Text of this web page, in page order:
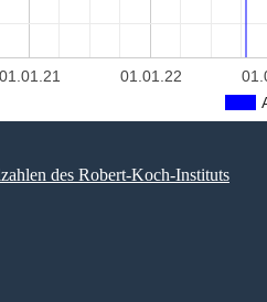
01.01.21 01.01.22
des Robert-Koch-Instituts